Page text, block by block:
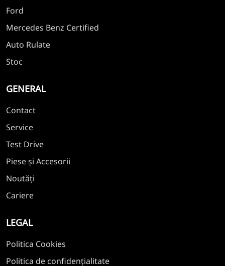
Ford
Mercedes Benz Certified
Auto Rulate
Stoc
GENERAL
Contact
Service
Test Drive
Piese și Accesorii
Noutăți
Cariere
LEGAL
Politica Cookies
Politica de confidențialitate